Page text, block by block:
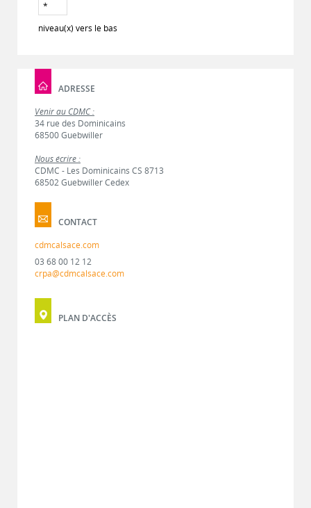
niveau(x) vers le bas
ADRESSE
Venir au CDMC :
34 rue des Dominicains
68500 Guebwiller
Nous écrire :
CDMC - Les Dominicains CS 8713
68502 Guebwiller Cedex
CONTACT
cdmcalsace.com
03 68 00 12 12
crpa@cdmcalsace.com
PLAN D'ACCÈS